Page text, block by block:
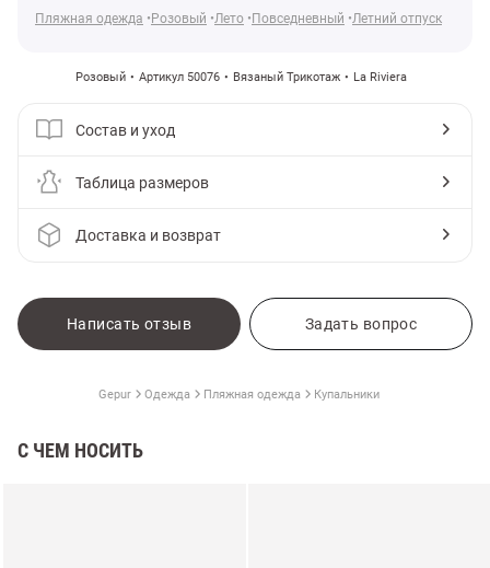
Пляжная одежда
Розовый Лето Повседневный Летний отпуск
Розовый Артикул 50076 Вязаный Трикотаж La Riviera
Состав и уход
Таблица размеров
Доставка и возврат
Написать отзыв Задать вопрос
Gepur Одежда Пляжная одежда Купальники
С ЧЕМ НОСИТЬ